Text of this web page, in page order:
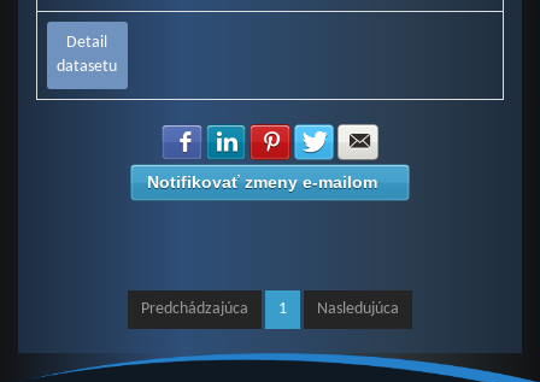
Detail
datasetu
Zdielať na Facebook
Zdielať na LinkedIn
Zdielať na Pinterest
Zdielať na Twitter
Notifikovať zmeny e-mailom
Predchádzajúca 1 Nasledujúca